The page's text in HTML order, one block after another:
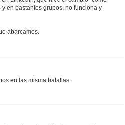
en bastantes grupos, no funciona y
abarcamos.
en las misma batallas.